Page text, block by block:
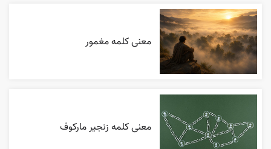
معنی کلمه مغمور
معنی کلمه زنجیر مارکوف